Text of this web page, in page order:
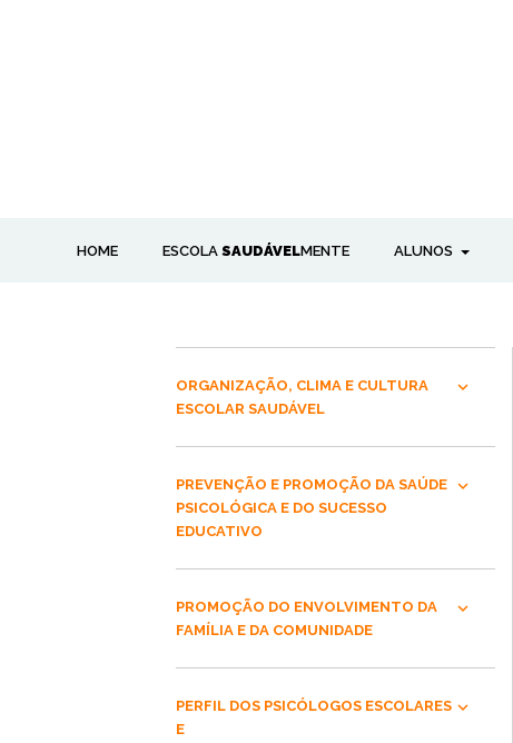
HOME ESCOLASAUDÁVELMENTE ALUNOS
ORGANIZAÇÃO, CLIMA E CULTURA
ESCOLAR SAUDÁVEL
PREVENÇÃO E PROMOÇÃO DA SAÚDE
PSICOLÓGICA E DO SUCESSO
EDUCATIVO
PROMOÇÃO DO ENVOLVIMENTO DA
FAMÍLIA E DA COMUNIDADE
PERFIL DOS PSICÓLOGOS ESCOLARES
E